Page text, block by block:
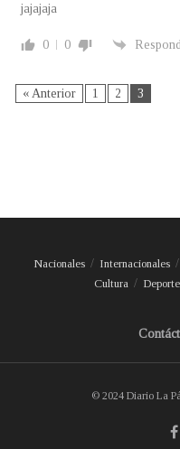
jajajaja
0 0
« Anterior 1 2 3
Nacionales Internacionales
Cultura
© 2024 Diario La